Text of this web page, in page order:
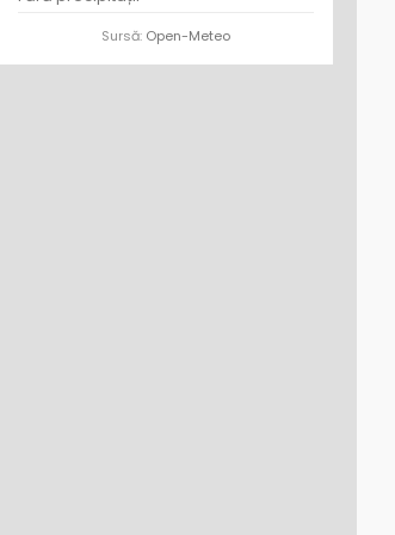
Sursă: Open-Meteo